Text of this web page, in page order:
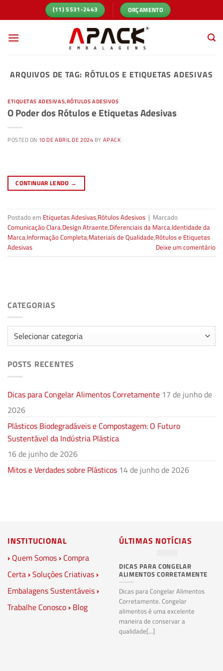
to
(11) 5531-2443 ORÇAMENTO
ARQUIVOS DE TAG: RÓTULOS E ETIQUETAS ADESIVAS
ETIQUETAS ADESIVAS,RÓTULOS ADESIVOS
O Poder dos Rótulos e Etiquetas Adesivas
POSTED ON 10 DE ABRIL DE 2024 BY APACK
CONTINUAR LENDO →
Postado em Etiquetas Adesivas,Rótulos Adesivos | Marcado
Comunicação Clara,Design Atraente,Diferenciais da Marca,Identidade da
Marca,Informação Completa,Materiais de Qualidade,Rótulos e Etiquetas
Adesivas
Deixe um comentário
CATEGORIAS
Categorias
POSTS RECENTES
Dicas para Congelar Alimentos Corretamente 17 de junho de
2026
Plásticos Biodegradáveis e Compostagem: O Futuro
Sustentável da Indústria Plástica
16 de junho de 2026
Mitos e Verdades sobre Plásticos 14 de junho de 2026
INSTITUCIONAL
› Quem Somos› Compra
Certa›Soluções Criativas›
Embalagens Sustentáveis›
Trabalhe Conosco› Blog
ÚLTIMAS NOTÍCIAS
DICAS PARA CONGELAR
ALIMENTOS CORRETAMENTE
Dicas para Congelar Alimentos
Corretamente. Congelar
alimentos é uma excelente
maneira de conservar a
qualidade[...]